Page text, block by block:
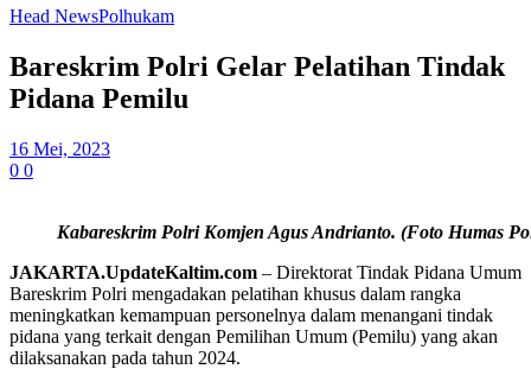
Head NewsPolhukam
Bareskrim Polri Gelar Pelatihan Tindak
Pidana Pemilu
16 Mei, 2023
0 0
Kabareskrim Polri Komjen Agus Andrianto. (Foto Humas
JAKARTA.UpdateKaltim.com – Direktorat Tindak Pidana Umum
Bareskrim Polri mengadakan pelatihan khusus dalam rangka
meningkatkan kemampuan personelnya dalam menangani tindak
pidana yang terkait dengan Pemilihan Umum (Pemilu) yang akan
dilaksanakan pada tahun 2024.